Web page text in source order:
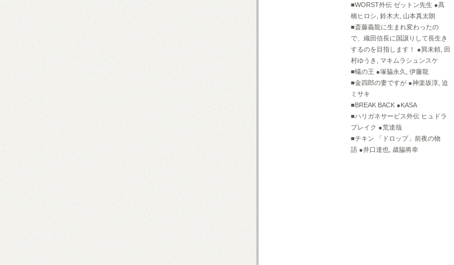
■WORST外伝 ゼットン先生 ●髙
橋ヒロシ, 鈴木大, 山本真太朗
■斎藤義龍に生まれ変わったの
で、織田信長に国譲りして長生き
するのを目指します！ ●巽未頼, 田
村ゆうき, マキムラシュンスケ
■蟻の王 ●塚脇永久, 伊藤龍
■金四郎の妻ですが ●神楽坂淳, 迫
ミサキ
■BREAK BACK ●KASA
■ハリガネサービス外伝 ヒュドラ
ブレイク ●荒達哉
■チキン 「ドロップ」前夜の物
語 ●井口達也, 歳脇将幸